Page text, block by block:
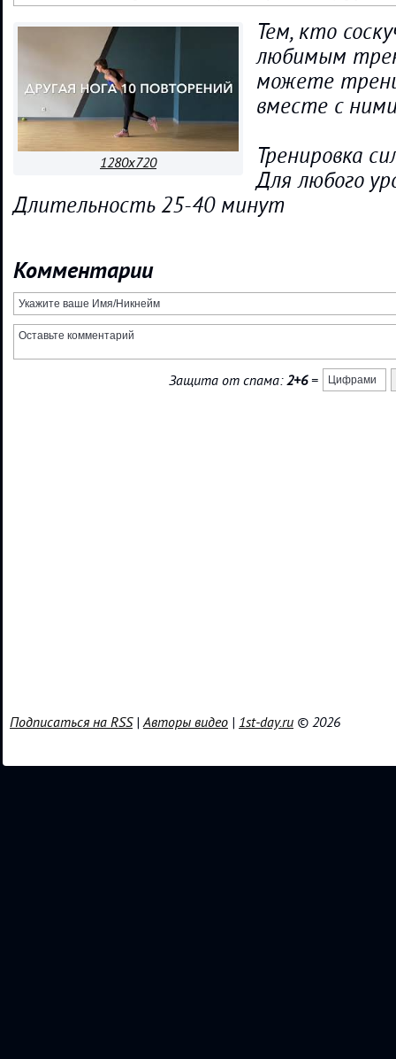
1280x720
Тем, кто
любимым
можете
вместе с
Тренировка
Для любого
Длительность 25-40 минут
Комментарии
Защита от спама:2+6=
Подписаться на RSS|Авторы видео | 1st-day.ru © 2026